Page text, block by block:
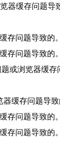
器缓存问题
问题导致
问题导致
或浏览器缓
缓存问题导
问题导致
问题导致